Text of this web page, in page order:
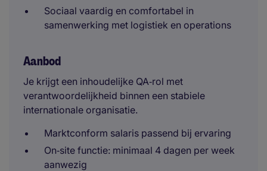
Sociaal vaardig en comfortabel in
samenwerking met logistiek en operations
Aanbod
Je krijgt een inhoudelijke QA‑rol met
verantwoordelijkheid binnen een stabiele
internationale organisatie.
Marktconform salaris passend bij ervaring
On‑site functie: minimaal 4 dagen per week
aanwezig